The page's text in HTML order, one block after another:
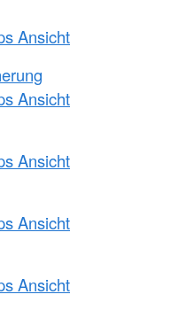
Ansicht
Ansicht
Ansicht
Ansicht
Ansicht